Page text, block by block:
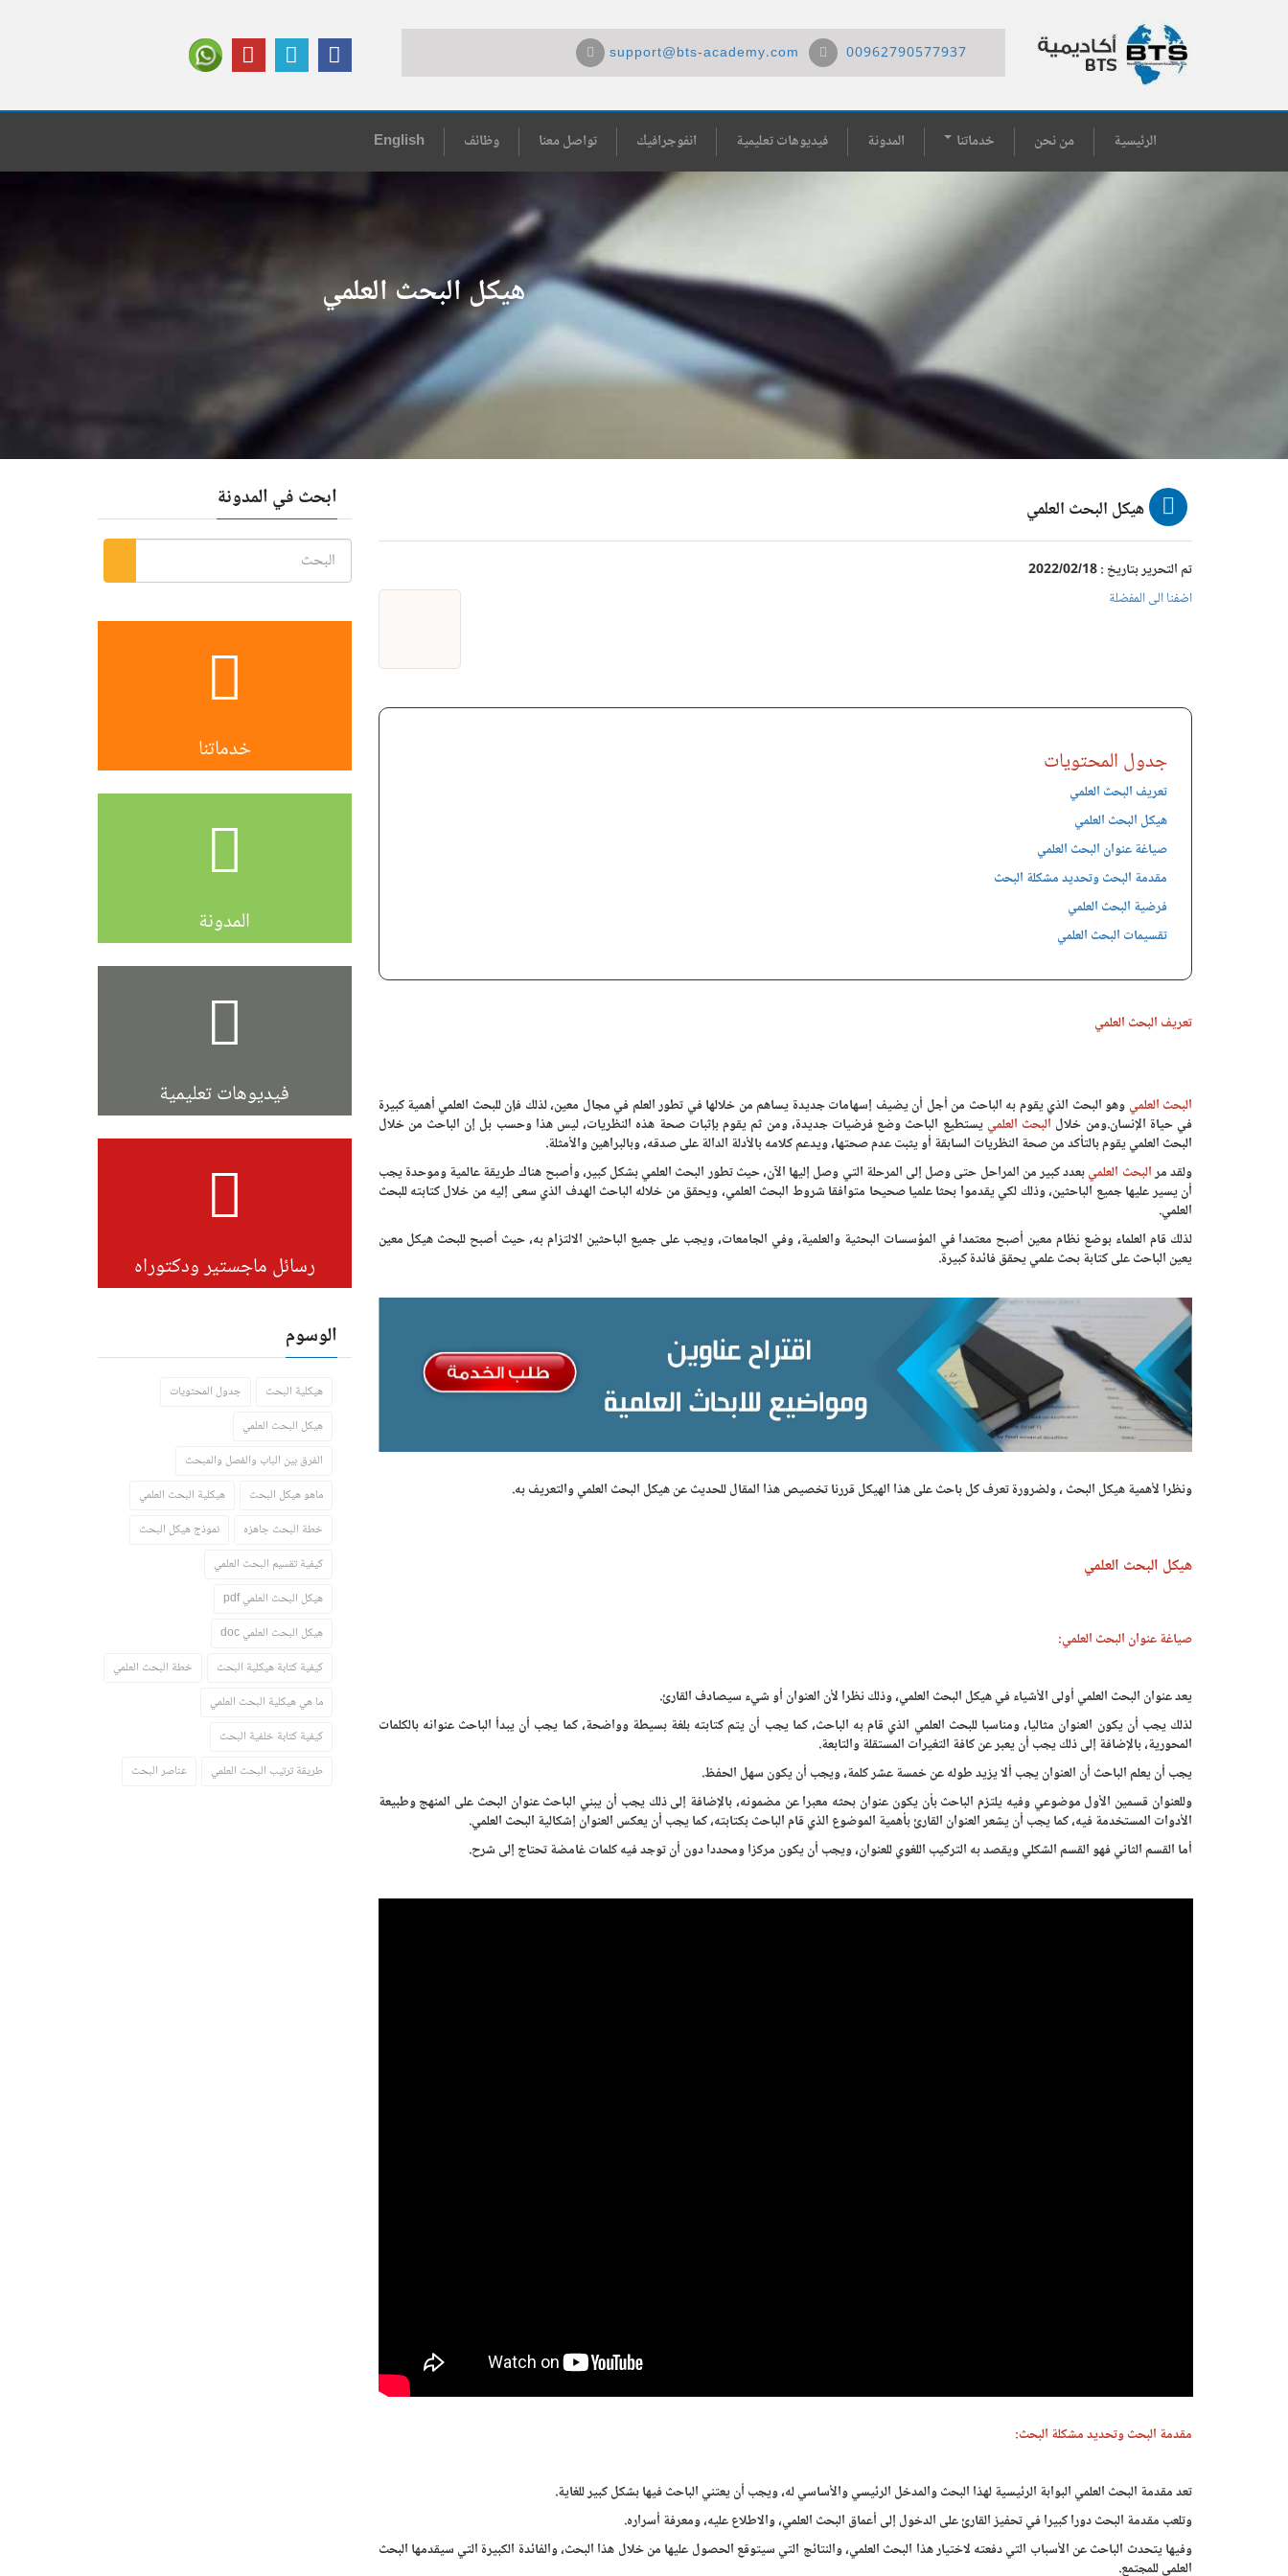
00962790577937
support@bts-academy.com
الرئيسية من نحن خدماتنا المدونة فيديوهات تعليمية انفوجرافيك تواصل معنا وظائف English
هيكل البحث العلمي
هيكل البحث العلمي
تم التحرير بتاريخ : 2022/02/18
اضفنا الى المفضلة
جدول المحتويات
تعريف البحث العلمي
هيكل البحث العلمي
صياغة عنوان البحث العلمي
مقدمة البحث وتحديد مشكلة البحث
فرضية البحث العلمي
تقسيمات البحث العلمي
تعريف البحث العلمي
البحث العلمي وهو البحث الذي يقوم به الباحث من أجل أن يضيف إسهامات جديدة يساهم من خلالها في تطور العلم في مجال معين، لذلك فإن للبحث العلمي أهمية كبيرة
في حياة الإنسان.ومن خلال البحث العلمي يستطيع الباحث وضع فرضيات جديدة، ومن ثم يقوم بإثبات صحة هذه النظريات، ليس هذا وحسب بل إن الباحث من خلال
البحث العلمي يقوم بالتأكد من صحة النظريات السابقة أو يثبت عدم صحتها، ويدعم كلامه بالأدلة الدالة على صدقه، وبالبراهين والأمثلة.
ولقد مرالبحث العلميبعدد كبير من المراحل حتى وصل إلى المرحلة التي وصل إليها الآن، حيث تطور البحث العلمي بشكل كبير، وأصبح هناك طريقة عالمية وموحدة يجب
أن يسير عليها جميع الباحثين، وذلك لكي يقدموا بحثا علميا صحيحا متوافقا شروط البحث العلمي، ويحقق من خلاله الباحث الهدف الذي سعى إليه من خلال كتابته للبحث
العلمي.
لذلك قام العلماء بوضع نظام معين أصبح معتمدا في المؤسسات البحثية والعلمية، وفي الجامعات، ويجب على جميع الباحثين الالتزام به، حيث أصبح للبحث هيكل معين
يعين الباحث على كتابة بحث علمي يحقق فائدة كبيرة.
ونظرا لأهمية هيكل البحث ، ولضرورة تعرف كل باحث على هذا الهيكل قررنا تخصيص هذا المقال للحديث عن هيكل البحث العلمي والتعريف به.
هيكل البحث العلمي
صياغة عنوان البحث العلمي:
يعد عنوان البحث العلمي أولى الأشياء في هيكل البحث العلمي، وذلك نظرا لأن العنوان أو شيء سيصادف القارئ.
لذلك يجب أن يكون العنوان مثاليا، ومناسبا للبحث العلمي الذي قام به الباحث، كما يجب أن يتم كتابته بلغة بسيطة وواضحة، كما يجب أن يبدأ الباحث عنوانه بالكلمات
المحورية، بالإضافة إلى ذلك يجب أن يعبر عن كافة التغيرات المستقلة والتابعة.
يجب أن يعلم الباحث أن العنوان يجب ألا يزيد طوله عن خمسة عشر كلمة، ويجب أن يكون سهل الحفظ.
وللعنوان قسمين الأول موضوعي وفيه يلتزم الباحث بأن يكون عنوان بحثه معبرا عن مضمونه، بالإضافة إلى ذلك يجب أن يبني الباحث عنوان البحث على المنهج وطبيعة
الأدوات المستخدمة فيه، كما يجب أن يشعر العنوان القارئ بأهمية الموضوع الذي قام الباحث بكتابته، كما يجب أن يعكس العنوان إشكالية البحث العلمي.
أما القسم الثاني فهو القسم الشكلي ويقصد به التركيب اللغوي للعنوان، ويجب أن يكون مركزا ومحددا دون أن توجد فيه كلمات غامضة تحتاج إلى شرح.
مقدمة البحث وتحديد مشكلة البحث:
تعد مقدمة البحث العلمي البوابة الرئيسية لهذا البحث والمدخل الرئيسي والأساسي له، ويجب أن يعتني الباحث فيها بشكل كبير للغاية.
وتلعب مقدمة البحث دورا كبيرا في تحفيز القارئ على الدخول إلى أعماق البحث العلمي، والاطلاع عليه، ومعرفة أسراره.
وفيها يتحدث الباحث عن الأسباب التي دفعته لاختيار هذا البحث العلمي، والنتائج التي سيتوقع الحصول عليها من خلال هذا البحث، والفائدة الكبيرة التي سيقدمها البحث
العلمي للمجتمع.
ابحث في المدونة
خدماتنا
المدونة
فيديوهات تعليمية
رسائل ماجستير ودكتوراه
الوسوم
هيكلية البحث
جدول المحتويات
هيكل البحث العلمي
الفرق بين الباب والفصل والمبحث
ماهو هيكل البحث
هيكلية البحث العلمي
خطة البحث جاهزه
نموذج هيكل البحث
كيفية تقسيم البحث العلمي
هيكل البحث العلمي pdf
هيكل البحث العلمي doc
كيفية كتابة هيكلية البحث
خطة البحث العلمي
ما هي هيكلية البحث العلمي
كيفية كتابة خلفية البحث
طريقة ترتيب البحث العلمي
عناصر البحث